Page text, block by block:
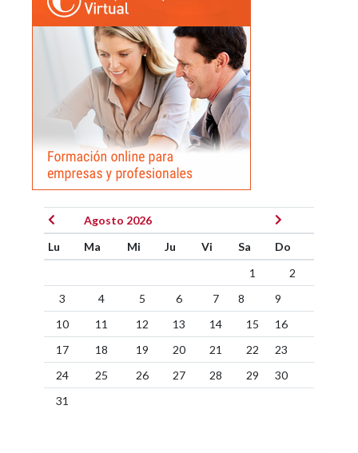
Agosto 2026
Lu
Ma Mi Ju Vi Sa
Do
1
2
3
4 5 6 7 8
9
10
11 12 13 14 15
16
17
18 19 20 21 22
23
24
25 26 27 28 29
30
31